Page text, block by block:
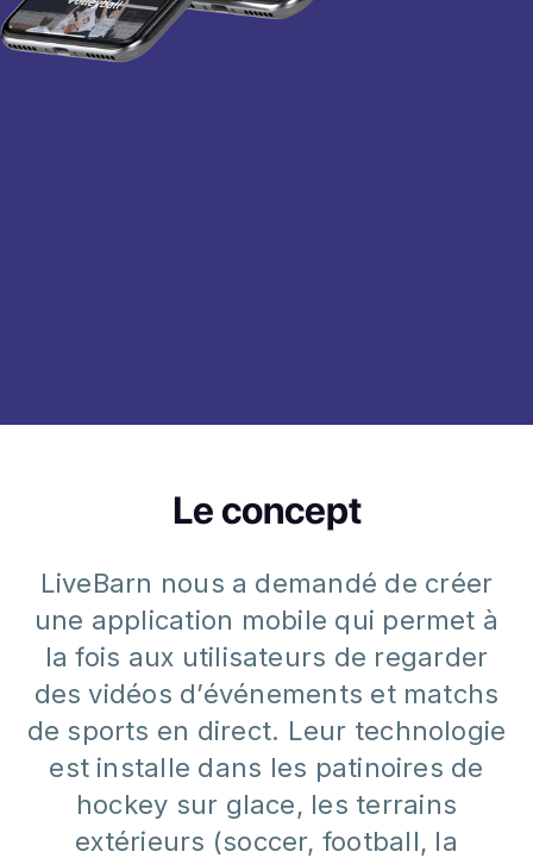
Le concept
LiveBarn nous a demandé de créer
une application mobile qui permet à
la fois aux utilisateurs de regarder
des vidéos d’événements et matchs
de sports en direct. Leur technologie
est installe dans les patinoires de
hockey sur glace, les terrains
extérieurs (soccer, football, la